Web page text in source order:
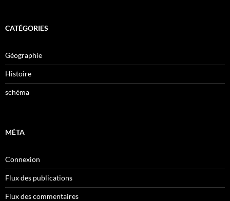
CATÉGORIES
Géographie
Histoire
schéma
MÉTA
Connexion
Flux des publications
Flux des commentaires